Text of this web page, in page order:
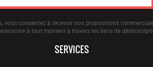
vous consentez à recevoir nos propositions
à tout moment à travers les liens de
SERVICES